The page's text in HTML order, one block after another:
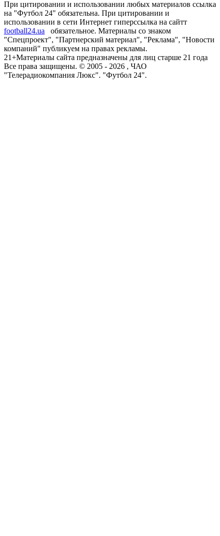
При цитировании и использовании любых материалов ссылка
на "Футбол 24" обязательна. При цитировании и
использовании в сети Интернет гиперссылка на сайтт
football24.ua
обязательное. Материалы со знаком
"Спецпроект", "Партнерский материал", "Реклама", "Новости
компаний" публикуем на правах рекламы.
21+Материалы сайта предназначены для лиц старше 21 года
Все права защищены. © 2005 - 2026 , ЧАО
"Телерадиокомпания Люкс". "Футбол 24".